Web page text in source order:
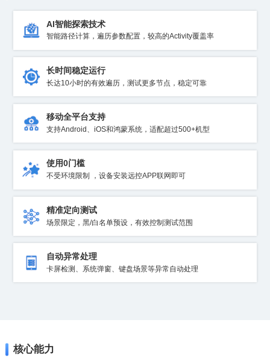
AI智能探索技术
智能路径计算，遍历参数配置，较高的Activity覆盖率
长时间稳定运行
长达10小时的有效遍历，测试更多节点，稳定可靠
移动全平台支持
支持Android、iOS和鸿蒙系统，适配超过500+机型
使用0门槛
不受环境限制 ，设备安装远控APP联网即可
精准定向测试
场景限定，黑/白名单预设，有效控制测试范围
自动异常处理
卡屏检测、系统弹窗、键盘场景等异常自动处理
核心能力